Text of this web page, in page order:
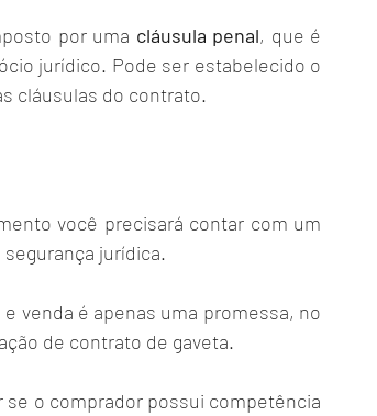
por uma cláusula penal, que é
jurídico. Pode ser estabelecido o
cláusulas do contrato.
você precisará contar com um
jurídica.
venda é apenas uma promessa, no
de contrato de gaveta.
se o comprador possui competência